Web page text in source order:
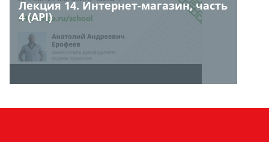
Лекция 14. Интернет-магазин, часть
4 (API)